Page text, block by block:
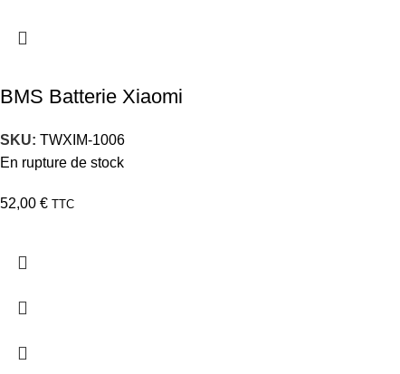
BMS Batterie Xiaomi
SKU: TWXIM-1006
En rupture de stock
52,00 € TTC